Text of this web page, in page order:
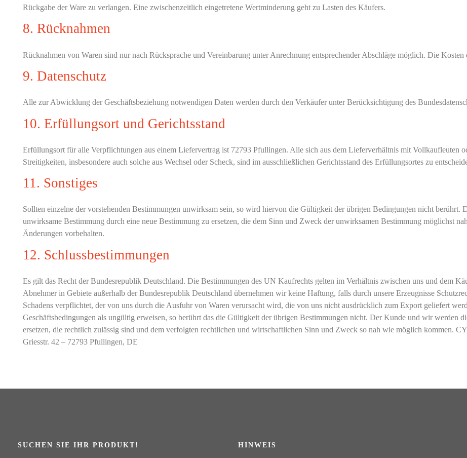
Rückgabe der Ware zu verlangen. Eine zwischenzeitlich eingetretene Wertminderung geht zu Lasten des Käufers.
8. Rücknahmen
Rücknahmen von Waren sind nur nach Rücksprache und Vereinbarung unter Anrechnung entsprechender Abschläge möglich. Die
9. Datenschutz
Alle zur Abwicklung der Geschäftsbeziehung notwendigen Daten werden durch den Verkäufer unter Berücksichtigung des
10. Erfüllungsort und Gerichtsstand
Erfüllungsort für alle Verpflichtungen aus einem Liefervertrag ist 72793 Pfullingen. Alle sich aus dem Lieferverhältnis mit Vollkaufleuten
Streitigkeiten, insbesondere auch solche aus Wechsel oder Scheck, sind im ausschließlichen Gerichtsstand des Erfüllungsortes zu
11. Sonstiges
Sollten einzelne der vorstehenden Bestimmungen unwirksam sein, so wird hiervon die Gültigkeit der übrigen Bedingungen nicht berührt.
unwirksame Bestimmung durch eine neue Bestimmung zu ersetzen, die dem Sinn und Zweck der unwirksamen Bestimmung möglichst
Änderungen vorbehalten.
12. Schlussbestimmungen
Es gilt das Recht der Bundesrepublik Deutschland. Die Bestimmungen des UN Kaufrechts gelten im Verhältnis zwischen uns und dem
Abnehmer in Gebiete außerhalb der Bundesrepublik Deutschland übernehmen wir keine Haftung, falls durch unsere Erzeugnisse
Schadens verpflichtet, der von uns durch die Ausfuhr von Waren verursacht wird, die von uns nicht ausdrücklich zum Export geliefert
Geschäftsbedingungen als ungültig erweisen, so berührt das die Gültigkeit der übrigen Bestimmungen nicht. Der Kunde und wir werden
ersetzen, die rechtlich zulässig sind und dem verfolgten rechtlichen und wirtschaftlichen Sinn und Zweck so nah wie möglich kommen.
Griesstr. 42 – 72793 Pfullingen, DE
SUCHEN SIE IHR PRODUKT! HINWEIS